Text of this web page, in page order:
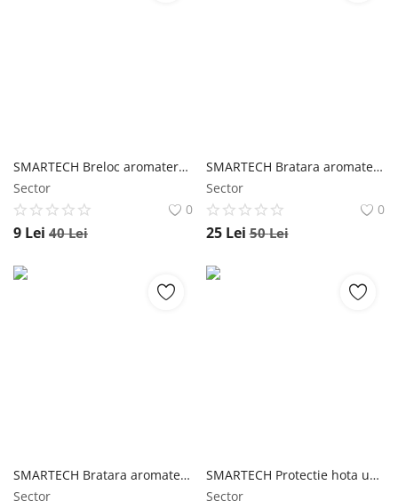
SMARTECH Breloc aromaterapie, difuzor pentru uleiuri esentiale V15
Sector
0
9 Lei 40Lei
SMARTECH Bratara aromaterapie, tip difuzor pentru uleiuri esentiale V28
Sector
0
25 Lei 50Lei
SMARTECH Bratara aromaterapie, tip difuzor pentru uleiuri esentiale V25
Sector
SMARTECH Protectie hota universala pentru grasime, 43x45CM, 12 buc/Rola
Sector